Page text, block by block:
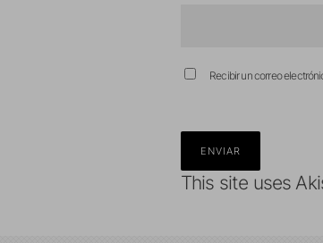
Recibir un correo
This site uses